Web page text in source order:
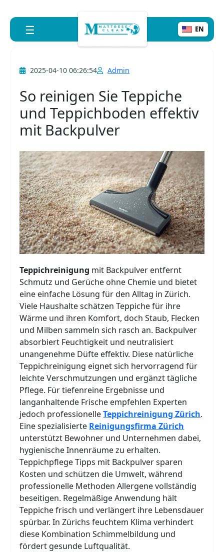
☰ EN
2025-04-10 06:26:54 Admin
So reinigen Sie Teppiche
und Teppichboden effektiv
mit Backpulver
Teppichreinigung mit Backpulver entfernt
Schmutz und Gerüche ohne Chemie und bietet
eine einfache Lösung für den Alltag in Zürich.
Viele Haushalte schätzen Teppiche für ihre
Wärme und ihren Komfort, doch Staub, Flecken
und Milben sammeln sich rasch an. Backpulver
absorbiert Feuchtigkeit und neutralisiert
unangenehme Düfte effektiv. Diese natürliche
Teppichreinigung eignet sich hervorragend für
leichte Verschmutzungen und ergänzt tägliche
Pflege. Für tiefenreine Ergebnisse und
langanhaltende Frische empfehlen Experten
jedoch professionelleTeppichreinigung Zürich.
Eine spezialisierte Reinigungsfirma Zürich
unterstützt Bewohner und Unternehmen dabei,
hygienische Innenräume zu erhalten.
Teppichpflege Tipps mit Backpulver sparen
Kosten und schützen die Umwelt, während
professionelle Methoden Allergene vollständig
beseitigen. Regelmäßige Anwendung hält
Teppiche frisch und verlängert ihre Lebensdauer
spürbar. In Zürichs feuchtem Klima verhindert
diese Kombination Schimmelbildung und
fördert gesunde Luftqualität.